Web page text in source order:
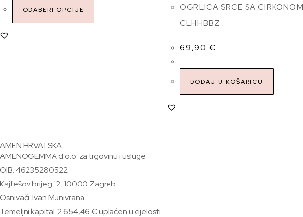
ODABERI OPCIJE
OGRLICA SRCE SA CIRKONOM
CLHHBBZ
69,90 €
DODAJ U KOŠARICU
AMEN HRVATSKA
AMENOGEMMA d.o.o. za trgovinu i usluge
OIB: 46235280522
Kajfešov brijeg 12, 10000 Zagreb
Osnivači: Ivan Munivrana
Temeljni kapital: 2.654,46 € uplaćen u cijelosti